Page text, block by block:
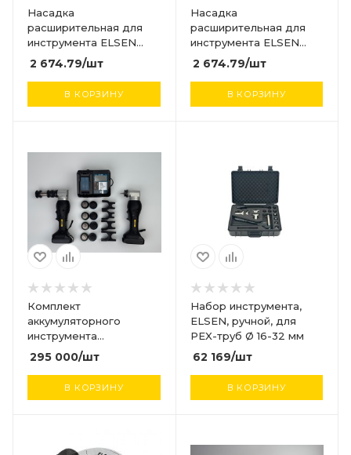
Насадка
расширительная для
инструмента ELSEN
16,2х2,6 (ст.арт.16,2х2,6)
2 674.79/шт
В КОРЗИНУ
Насадка
расширительная для
инструмента ELSEN
32х4,7 (ст.арт. 32х4,7)
2 674.79/шт
В КОРЗИНУ
Комплект
аккумуляторного
инструмента
EASYPRESS v1.0, для
аксиальной
295 000/шт
В КОРЗИНУ
Набор инструмента,
ELSEN, ручной, для
PEX-труб Ø 16-32 мм
62 169/шт
В КОРЗИНУ